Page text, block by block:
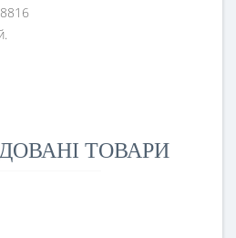
ТОВАРИ